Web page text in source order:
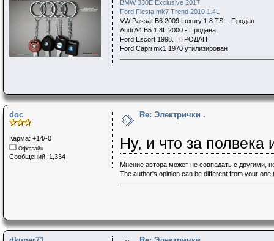
BMW 330E Exclusive 2017
Ford Fiesta mk7 Trend 2010 1.4L
VW Passat B6 2009 Luxury 1.8 TSI - Продан
Audi A4 B5 1.8L 2000 - Продана
Ford Escort 1998. ПРОДАН
Ford Capri mk1 1970 утилизирован
doc
Карма: +14/-0
Оффлайн
Сообщений: 1,334
Re: Электрички .
Ну, и что за полвека
Мнение автора может не совпадать с другими,
The author's opinion can be different from your